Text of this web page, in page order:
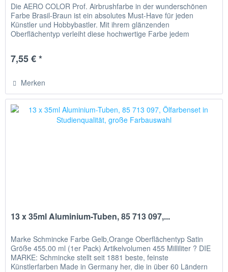
Die AERO COLOR Prof. Airbrushfarbe in der wunderschönen
Farbe Brasil-Braun ist ein absolutes Must-Have für jeden
Künstler und Hobbybastler. Mit ihrem glänzenden
Oberflächentyp verleiht diese hochwertige Farbe jedem
7,55 € *
Merken
13 x 35ml Aluminium-Tuben, 85 713 097,...
Marke Schmincke Farbe Gelb,Orange Oberflächentyp Satin
Größe 455.00 ml (1er Pack) Artikelvolumen 455 Milliliter ? DIE
MARKE: Schmincke stellt seit 1881 beste, feinste
Künstlerfarben Made in Germany her, die in über 60 Ländern